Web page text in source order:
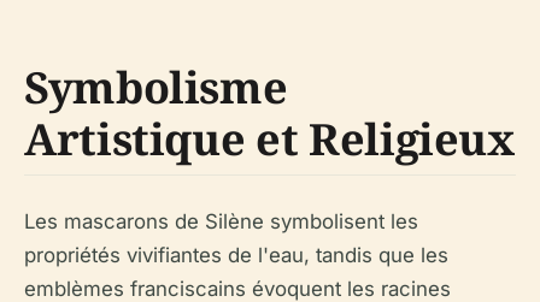
Symbolisme
Artistique et Religieux
Les mascarons de Silène symbolisent les
propriétés vivifiantes de l'eau, tandis que les
emblèmes franciscains évoquent les racines